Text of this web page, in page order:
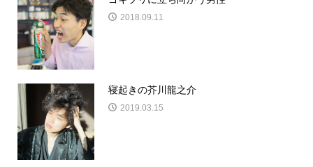
2018.09.11
寝起きの芥川龍之介
2019.03.15